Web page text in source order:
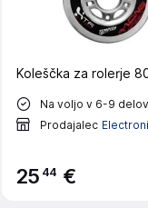
Koleščka za rolerje
Na voljo v 6-9
Prodajalec
25 44 €